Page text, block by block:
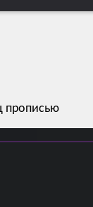
прописью